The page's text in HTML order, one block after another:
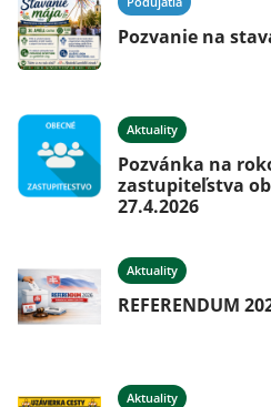
Pozvanie na
Aktuality
Pozvánka na
zastupiteľstva
27.4.2026
Aktuality
REFERENDUM
Aktuality